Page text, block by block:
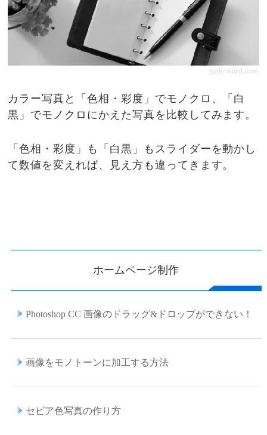
カラー写真と「色相・彩度」でモノクロ、「白
黒」でモノクロにかえた写真を比較してみます。
「色相・彩度」も「白黒」もスライダーを動かし
て数値を変えれば、見え方も違ってきます。
ホームページ制作
Photoshop CC 画像のドラッグ&ドロップができない！
画像をモノトーンに加工する方法
セピア色写真の作り方